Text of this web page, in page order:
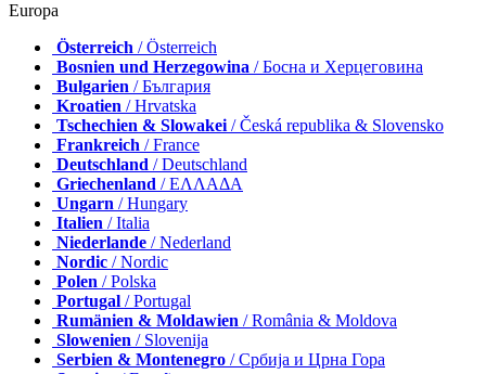
Europa
Österreich / Österreich
Bosnien und Herzegowina / Босна и Херцеговина
Bulgarien / България
Kroatien / Hrvatska
Tschechien & Slowakei/ Česká republika & Slovensko
Frankreich / France
Deutschland / Deutschland
Griechenland / ΕΛΛΑΔΑ
Ungarn / Hungary
Italien / Italia
Niederlande / Nederland
Nordic / Nordic
Polen / Polska
Portugal / Portugal
Rumänien & Moldawien / România & Moldova
Slowenien / Slovenija
Serbien & Montenegro / Србија и Црна Гора